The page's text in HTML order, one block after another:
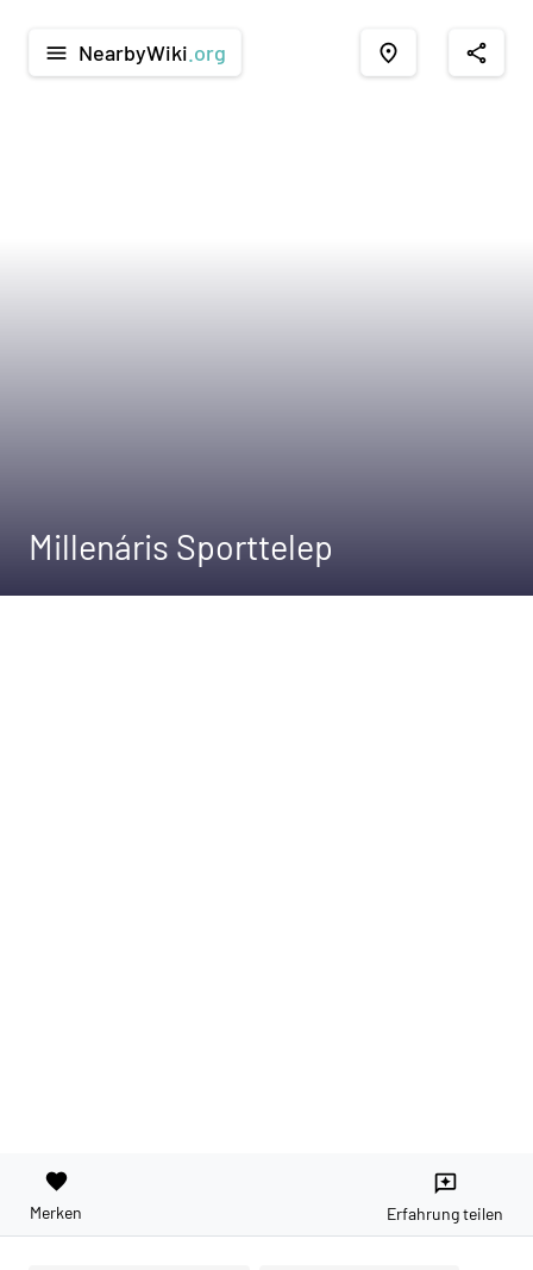
menu NearbyWiki .org place share
Millenáris Sporttelep
favorite
Merken
reviews
Erfahrung teilen